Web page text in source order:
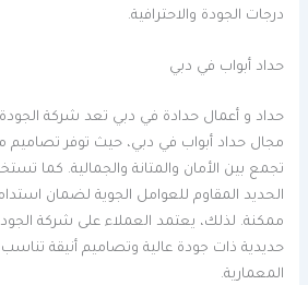
درجات الجودة والاحترافية.
حداد أبواب في دبي
حداد و أعمال حدادة في دبي تعد شركة
مجال حداد أبواب في دبي، حيث توفر تصاميم
تجمع بين الأمان والمتانة والجمالية. كما
الحديد المقاوم للعوامل الجوية لضمان
ممكنة. لذلك، يعتمد العملاء على شركة
حديدية ذات جودة عالية وتصاميم أنيقة
المعمارية.